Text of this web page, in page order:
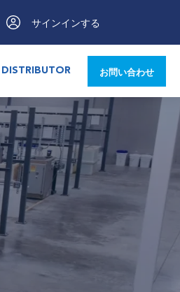
サインインする
DISTRIBUTOR お問い合わせ